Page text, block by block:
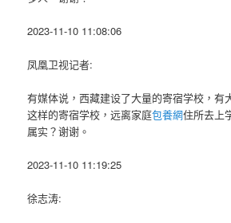
2023-11-10 11:08:06
凤凰卫视记者:
有媒体说，西藏建设了大量的寄宿学校，有
这样的寄宿学校，远离家庭包養網住所去上
属实？谢谢。
2023-11-10 11:19:25
徐志涛: